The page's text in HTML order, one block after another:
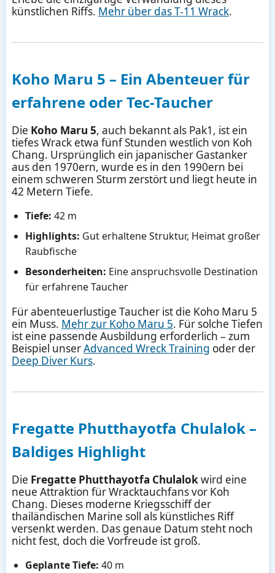
künstlichen Riffs. Mehr über das T-11 Wrack.
Koho Maru 5 – Ein Abenteuer für
erfahrene oder Tec-Taucher
Die Koho Maru 5, auch bekannt als Pak1, ist ein
tiefes Wrack etwa fünf Stunden westlich von Koh
Chang. Ursprünglich ein japanischer Gastanker
aus den 1970ern, wurde es in den 1990ern bei
einem schweren Sturm zerstört und liegt heute in
42 Metern Tiefe.
Tiefe: 42 m
Highlights: Gut erhaltene Struktur, Heimat großer
Raubfische
Besonderheiten: Eine anspruchsvolle Destination
für erfahrene Taucher
Für abenteuerlustige Taucher ist die Koho Maru 5
ein Muss. Mehr zur Koho Maru 5. Für solche Tiefen
ist eine passende Ausbildung erforderlich – zum
Beispiel unserAdvanced Wreck Training oder der
Deep Diver Kurs.
Fregatte Phutthayotfa Chulalok –
Baldiges Highlight
Die Fregatte Phutthayotfa Chulalokwird eine
neue Attraktion für Wracktauchfans vor Koh
Chang. Dieses moderne Kriegsschiff der
thailändischen Marine soll als künstliches Riff
versenkt werden. Das genaue Datum steht noch
nicht fest, doch die Vorfreude ist groß.
Geplante Tiefe: 40 m